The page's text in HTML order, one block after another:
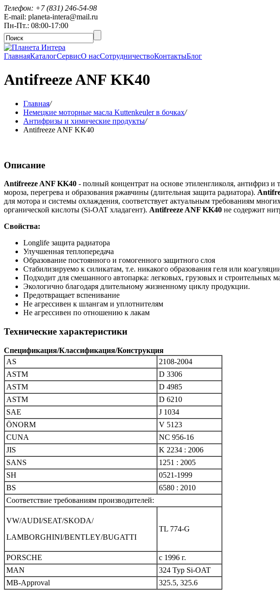
Телефон: +7 (831) 246-54-98
E-mail: planeta-intera@mail.ru
Пн-Пт.: 08:00-17:00
ГлавнаяКаталогСервисО насСотрудничествоКонтактыБлог
Antifreeze ANF KK40
Главная/
Немецкие моторные масла Kuttenkeuler в бочках/
Антифризы и химические продукты/
Antifreeze ANF KK40
Описание
Antifreeze ANF KK40 - полный концентрат на основе этиленгликоля, антифриз
мороза, перегрева и образования ржавчины (длительная защита радиатора).
для мотора и системы охлаждения, соответствует актуальным требованиям
органической кислоты (Si-OAT хладагент). Antifreeze ANF KK40 не содержит
Свойства:
Longlife защита радиатора
Улучшенная теплопередача
Образование постоянного и гомогенного защитного слоя
Стабилизируемо к силикатам, т.е. никакого образования геля или
Подходит для смешанного автопарка: легковых, грузовых и строительных
Экологично благодаря длительному жизненному циклу продукции.
Предотвращает вспенивание
Не агрессивен к шлангам и уплотнителям
Не агрессивен по отношению к лакам
Технические характеристики
Спецификация/Классификация/Конструкция
AS
2108-2004
ASTM
D 3306
ASTM
D 4985
ASTM
D 6210
SAE
J 1034
ÖNORM
V 5123
CUNA
NC 956-16
JIS
K 2234 : 2006
SANS
1251 : 2005
SH
0521-1999
BS
6580 : 2010
Соответствие требованиям производителей:
VW/AUDI/SEAT/SKODA/
LAMBORGHINI/BENTLEY/BUGATTI
TL 774-G
PORSCHE
с 1996 г.
MAN
324 Typ Si-OAT
MB-Approval
325.5, 325.6